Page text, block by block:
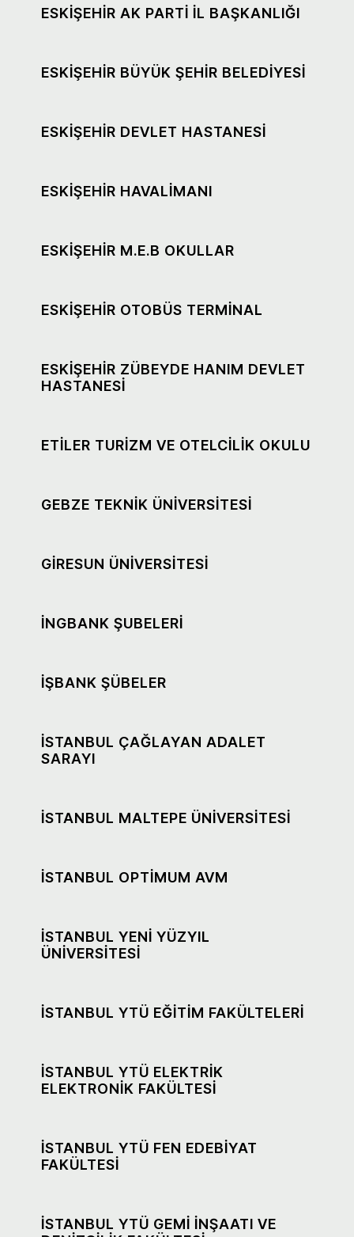
ESKİŞEHİR AK PARTİ İL BAŞKANLIĞI
ESKİŞEHİR BÜYÜK ŞEHİR BELEDİYESİ
ESKİŞEHİR DEVLET HASTANESİ
ESKİŞEHİR HAVALİMANI
ESKİŞEHİR M.E.B OKULLAR
ESKİŞEHİR OTOBÜS TERMİNAL
ESKİŞEHİR ZÜBEYDE HANIM DEVLET
HASTANESİ
ETİLER TURİZM VE OTELCİLİK OKULU
GEBZE TEKNİK ÜNİVERSİTESİ
GİRESUN ÜNİVERSİTESİ
İNGBANK ŞUBELERİ
İŞBANK ŞÜBELER
İSTANBUL ÇAĞLAYAN ADALET
SARAYI
İSTANBUL MALTEPE ÜNİVERSİTESİ
İSTANBUL OPTİMUM AVM
İSTANBUL YENİ YÜZYIL
ÜNİVERSİTESİ
İSTANBUL YTÜ EĞİTİM FAKÜLTELERİ
İSTANBUL YTÜ ELEKTRİK
ELEKTRONİK FAKÜLTESİ
İSTANBUL YTÜ FEN EDEBİYAT
FAKÜLTESİ
İSTANBUL YTÜ GEMİ İNŞAATI VE